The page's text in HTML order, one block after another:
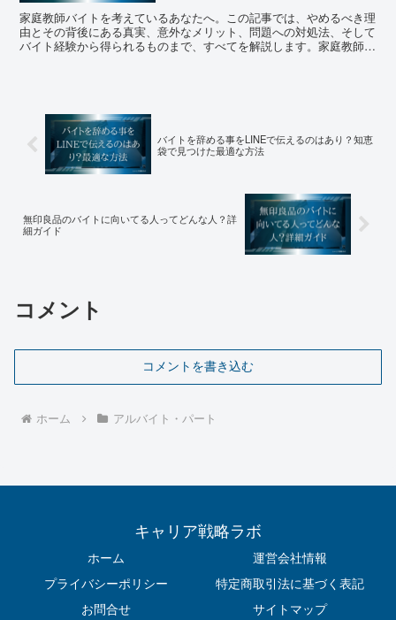
家庭教師バイトを考えているあなたへ。この記事では、やめるべき理
由とその背後にある真実、意外なメリット、問題への対処法、そして
バイト経験から得られるものまで、すべてを解説します。家庭教師バ
バイトを辞める事をLINEで伝えるのはあり？知恵
袋で見つけた最適な方法
無印良品のバイトに向いてる人ってどんな人？詳
細ガイド
コメント
コメントを書き込む
ホーム アルバイト・パート
キャリア戦略ラボ
ホーム
運営会社情報
プライバシーポリシー
特定商取引法に基づく表記
お問合せ
サイトマップ